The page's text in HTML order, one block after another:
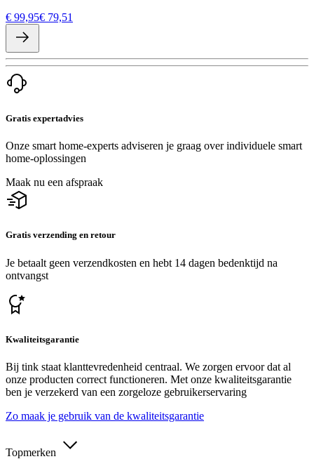
€ 99,95€ 79,51
Gratis expertadvies
Onze smart home-experts adviseren je graag over individuele smart
home-oplossingen
Maak nu een afspraak
Gratis verzending en retour
Je betaalt geen verzendkosten en hebt 14 dagen bedenktijd na
ontvangst
Kwaliteitsgarantie
Bij tink staat klanttevredenheid centraal. We zorgen ervoor dat al
onze producten correct functioneren. Met onze kwaliteitsgarantie
ben je verzekerd van een zorgeloze gebruikerservaring
Zo maak je gebruik van de kwaliteitsgarantie
Topmerken